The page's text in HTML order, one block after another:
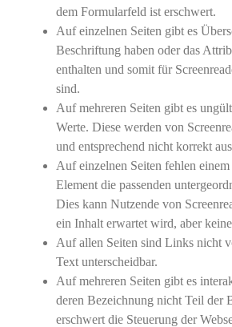
dem Formularfeld ist erschwert.
Auf einzelnen Seiten gibt es
Beschriftung haben oder das
enthalten und somit für
sind.
Auf mehreren Seiten gibt es
Werte. Diese werden von
und entsprechend nicht korrekt
Auf einzelnen Seiten fehlen einem
Element die passenden
Dies kann Nutzende von
ein Inhalt erwartet wird, aber
Auf allen Seiten sind Links nicht
Text unterscheidbar.
Auf mehreren Seiten gibt es
deren Bezeichnung nicht Teil der
erschwert die Steuerung der